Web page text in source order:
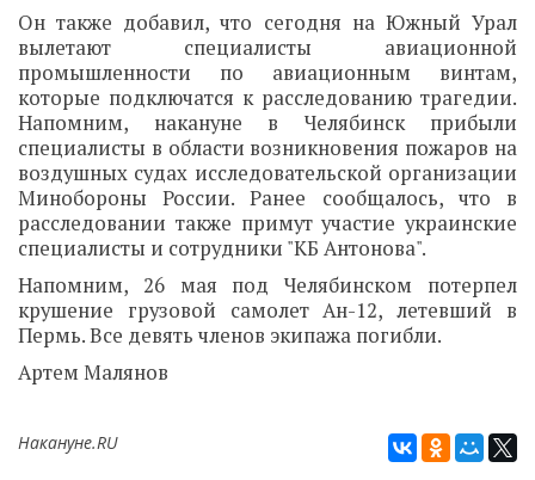
Он также добавил, что сегодня на Южный Урал
вылетают специалисты авиационной
промышленности по авиационным винтам,
которые подключатся к расследованию трагедии.
Напомним, накануне в Челябинск прибыли
специалисты в области возникновения пожаров на
воздушных судах исследовательской организации
Минобороны России. Ранее сообщалось, что в
расследовании также примут участие украинские
специалисты и сотрудники "КБ Антонова".
Напомним, 26 мая под Челябинском потерпел
крушение грузовой самолет Ан-12, летевший в
Пермь. Все девять членов экипажа погибли.
Артем Малянов
Накануне.RU